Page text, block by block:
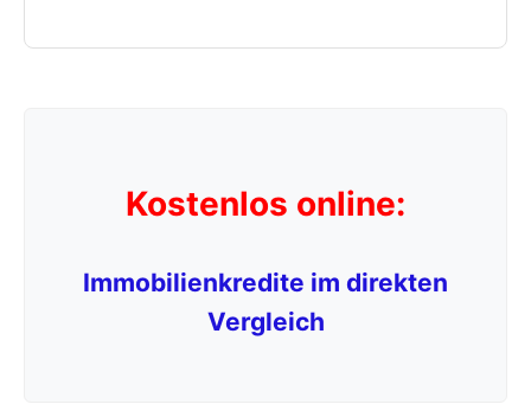
Kostenlos online:
Immobilienkredite im direkten
Vergleich